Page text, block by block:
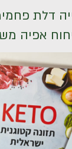
דלת
אפיה